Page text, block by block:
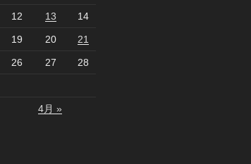
12 13 14
19 20 21
26 27 28
4月 »